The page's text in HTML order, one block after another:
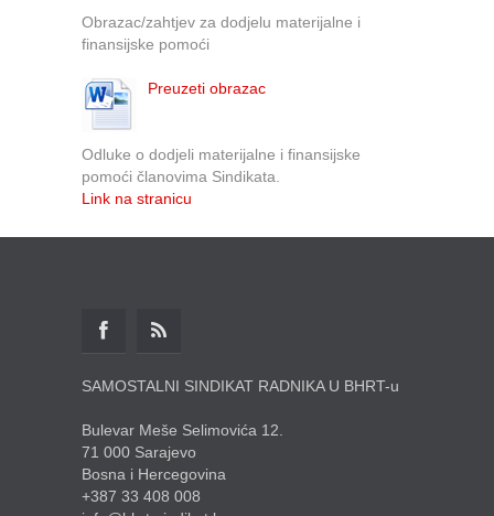
Obrazac/zahtjev za dodjelu materijalne i
finansijske pomoći
Preuzeti obrazac
Odluke o dodjeli materijalne i finansijske
pomoći članovima Sindikata.
Link na stranicu
SAMOSTALNI SINDIKAT RADNIKA U BHRT-u
Bulevar Meše Selimovića 12.
71 000 Sarajevo
Bosna i Hercegovina
+387 33 408 008